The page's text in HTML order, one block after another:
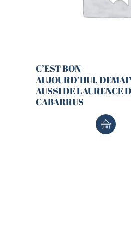
C’EST BON
AUJOURD’HUI,
AUSSI DE LAURENCE
CABARRUS